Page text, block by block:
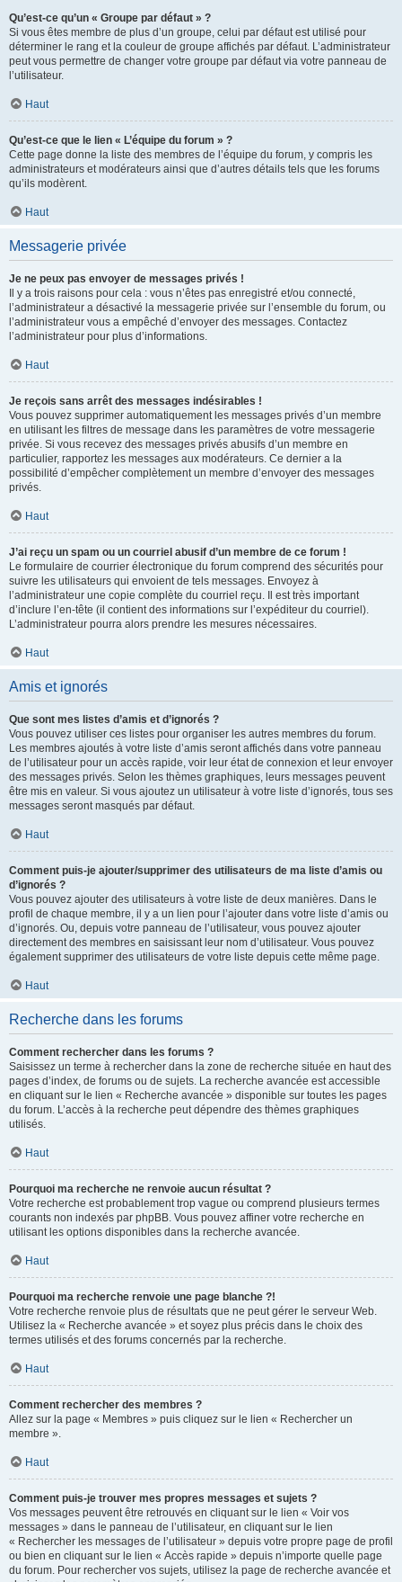
Qu’est-ce qu’un « Groupe par défaut » ?
Si vous êtes membre de plus d’un groupe, celui par défaut est utilisé pour
déterminer le rang et la couleur de groupe affichés par défaut. L’administrateur
peut vous permettre de changer votre groupe par défaut via votre panneau de
l’utilisateur.
Haut
Qu’est-ce que le lien « L’équipe du forum » ?
Cette page donne la liste des membres de l’équipe du forum, y compris les
administrateurs et modérateurs ainsi que d’autres détails tels que les forums
qu’ils modèrent.
Haut
Messagerie privée
Je ne peux pas envoyer de messages privés !
Il y a trois raisons pour cela : vous n’êtes pas enregistré et/ou connecté,
l’administrateur a désactivé la messagerie privée sur l’ensemble du forum, ou
l’administrateur vous a empêché d’envoyer des messages. Contactez
l’administrateur pour plus d’informations.
Haut
Je reçois sans arrêt des messages indésirables !
Vous pouvez supprimer automatiquement les messages privés d’un membre
en utilisant les filtres de message dans les paramètres de votre messagerie
privée. Si vous recevez des messages privés abusifs d’un membre en
particulier, rapportez les messages aux modérateurs. Ce dernier a la
possibilité d’empêcher complètement un membre d’envoyer des messages
privés.
Haut
J’ai reçu un spam ou un courriel abusif d’un membre de ce forum !
Le formulaire de courrier électronique du forum comprend des sécurités pour
suivre les utilisateurs qui envoient de tels messages. Envoyez à
l’administrateur une copie complète du courriel reçu. Il est très important
d’inclure l’en-tête (il contient des informations sur l’expéditeur du courriel).
L’administrateur pourra alors prendre les mesures nécessaires.
Haut
Amis et ignorés
Que sont mes listes d’amis et d’ignorés ?
Vous pouvez utiliser ces listes pour organiser les autres membres du forum.
Les membres ajoutés à votre liste d’amis seront affichés dans votre panneau
de l’utilisateur pour un accès rapide, voir leur état de connexion et leur envoyer
des messages privés. Selon les thèmes graphiques, leurs messages peuvent
être mis en valeur. Si vous ajoutez un utilisateur à votre liste d’ignorés, tous ses
messages seront masqués par défaut.
Haut
Comment puis-je ajouter/supprimer des utilisateurs de ma liste d’amis ou
d’ignorés ?
Vous pouvez ajouter des utilisateurs à votre liste de deux manières. Dans le
profil de chaque membre, il y a un lien pour l’ajouter dans votre liste d’amis ou
d’ignorés. Ou, depuis votre panneau de l’utilisateur, vous pouvez ajouter
directement des membres en saisissant leur nom d’utilisateur. Vous pouvez
également supprimer des utilisateurs de votre liste depuis cette même page.
Haut
Recherche dans les forums
Comment rechercher dans les forums ?
Saisissez un terme à rechercher dans la zone de recherche située en haut des
pages d’index, de forums ou de sujets. La recherche avancée est accessible
en cliquant sur le lien « Recherche avancée » disponible sur toutes les pages
du forum. L’accès à la recherche peut dépendre des thèmes graphiques
utilisés.
Haut
Pourquoi ma recherche ne renvoie aucun résultat ?
Votre recherche est probablement trop vague ou comprend plusieurs termes
courants non indexés par phpBB. Vous pouvez affiner votre recherche en
utilisant les options disponibles dans la recherche avancée.
Haut
Pourquoi ma recherche renvoie une page blanche ?!
Votre recherche renvoie plus de résultats que ne peut gérer le serveur Web.
Utilisez la « Recherche avancée » et soyez plus précis dans le choix des
termes utilisés et des forums concernés par la recherche.
Haut
Comment rechercher des membres ?
Allez sur la page « Membres » puis cliquez sur le lien « Rechercher un
membre ».
Haut
Comment puis-je trouver mes propres messages et sujets ?
Vos messages peuvent être retrouvés en cliquant sur le lien « Voir vos
messages » dans le panneau de l’utilisateur, en cliquant sur le lien
« Rechercher les messages de l’utilisateur » depuis votre propre page de profil
ou bien en cliquant sur le lien « Accès rapide » depuis n’importe quelle page
du forum. Pour rechercher vos sujets, utilisez la page de recherche avancée et